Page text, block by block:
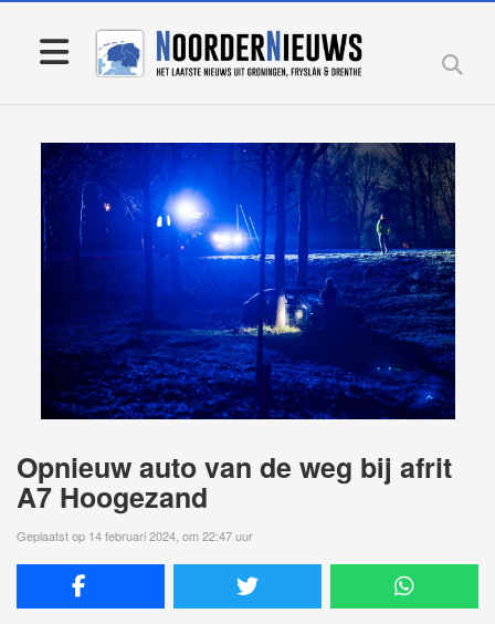
Opnieuw auto van de weg bij afrit
A7 Hoogezand
Geplaatst op 14 februari 2024, om 22:47 uur